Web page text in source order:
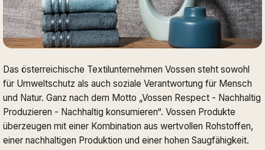
Das österreichische Textilunternehmen Vossen steht sowohl
für Umweltschutz als auch soziale Verantwortung für Mensch
und Natur. Ganz nach dem Motto „Vossen Respect - Nachhaltig
Produzieren - Nachhaltig konsumieren“. Vossen Produkte
überzeugen mit einer Kombination aus wertvollen Rohstoffen,
einer nachhaltigen Produktion und einer hohen Saugfähigkeit.